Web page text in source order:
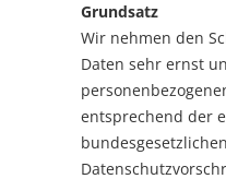
Grundsatz
Wir nehmen den
Daten sehr ernst
entsprechend der
bundesgesetzlichen